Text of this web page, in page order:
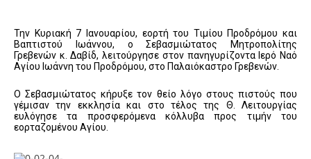
Την Κυριακή 7 Ιανουαρίου, εορτή του Τιμίου Προδρόμου και
Βαπτιστού Ιωάννου, ο Σεβασμιώτατος Μητροπολίτης
Γρεβενών κ. Δαβίδ, λειτούργησε στον πανηγυρίζοντα Ιερό Ναό
Αγίου Ιωάννη του Προδρόμου, στο Παλαιόκαστρο Γρεβενών.
Ο Σεβασμιώτατος κήρυξε τον θείο λόγο στους πιστούς που
γέμισαν την εκκλησία και στο τέλος της Θ. Λειτουργίας
ευλόγησε τα προσφερόμενα κόλλυβα προς τιμήν του
εορταζομένου Αγίου.